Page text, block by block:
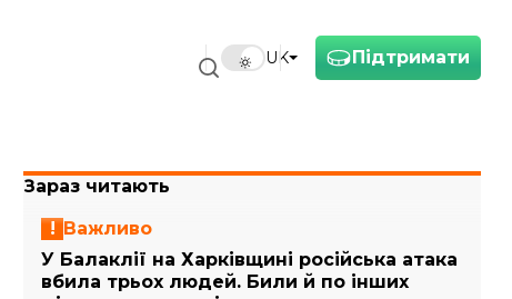
Підтримати
UK
Зараз читають
Важливо
У Балаклії на Харківщині російська атака
вбила трьох людей. Били й по інших